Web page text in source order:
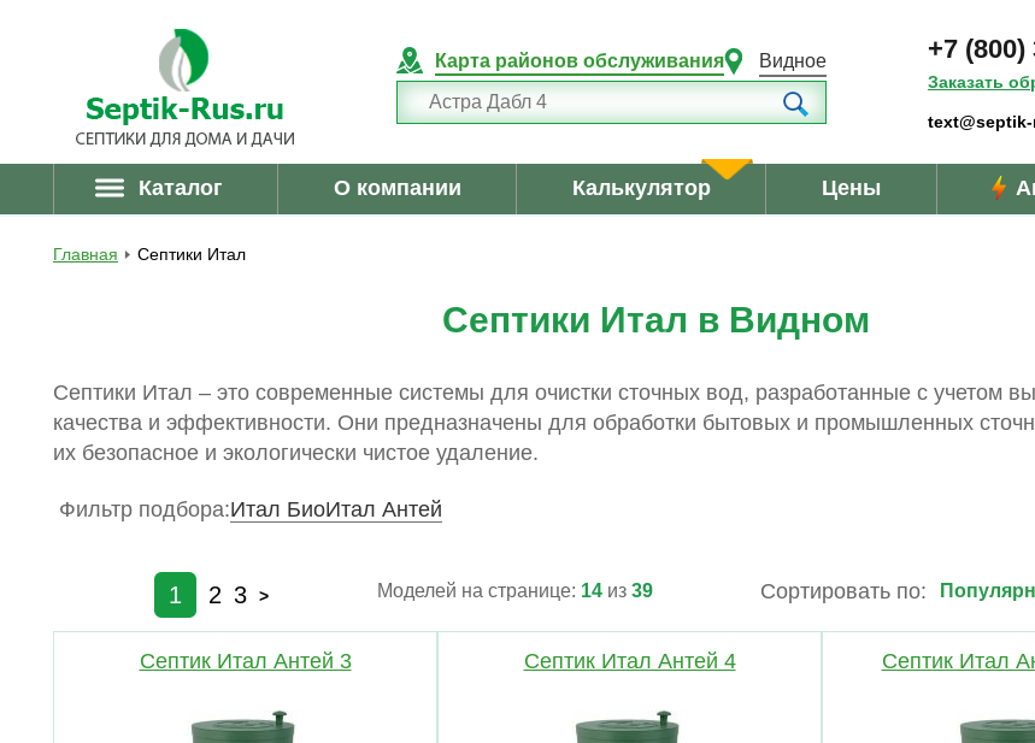
Карта районов обслуживания Видное +7 (800)
Заказать
Каталог О компании Калькулятор Цены
Главная Септики Итал
Септики Итал в Видном
Септики Итал – это современные системы для очистки сточных вод, разработанные с учетом
качества и эффективности. Они предназначены для обработки бытовых и промышленных
их безопасное и экологически чистое удаление.
Фильтр подбора:Итал БиоИтал Антей
1 2 3 > Моделей на странице: 14 из 39 Сортировать по:
Септик Итал Антей 3 Септик Итал Антей 4 Септик Итал